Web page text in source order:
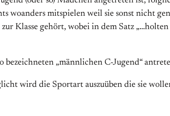
woanders mitspielen weil sie sonst nicht
Klasse gehört, wobei in dem Satz
„männlichen C-Jugend“
wird die Sportart auszuüben die sie